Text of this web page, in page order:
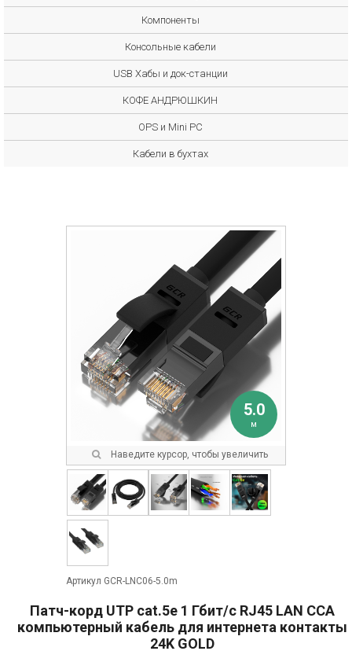
Компоненты
Консольные кабели
USB Хабы и док-станции
КОФЕ АНДРЮШКИН
OPS и Mini PC
Кабели в бухтах
5.0
м
Наведите курсор, чтобы увеличить
Артикул GCR-LNC06-5.0m
Патч-корд UTP cat.5e 1 Гбит/с RJ45 LAN CCA
компьютерный кабель для интернета контакты
24K GOLD